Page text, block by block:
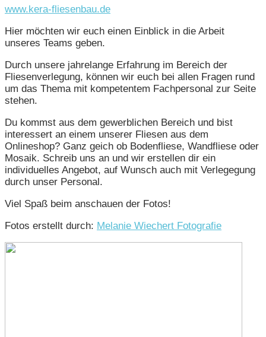
www.kera-fliesenbau.de
Hier möchten wir euch einen Einblick in die Arbeit
unseres Teams geben.
Durch unsere jahrelange Erfahrung im Bereich der
Fliesenverlegung, können wir euch bei allen Fragen rund
um das Thema mit kompetentem Fachpersonal zur Seite
stehen.
Du kommst aus dem gewerblichen Bereich und bist
interessert an einem unserer Fliesen aus dem
Onlineshop? Ganz geich ob Bodenfliese, Wandfliese oder
Mosaik. Schreib uns an und wir erstellen dir ein
individuelles Angebot, auf Wunsch auch mit Verlegegung
durch unser Personal.
Viel Spaß beim anschauen der Fotos!
Fotos erstellt durch: Melanie Wiechert Fotografie